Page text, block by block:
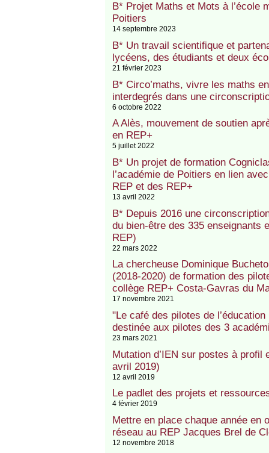
B* Projet Maths et Mots à l’école
Poitiers
14 septembre 2023
B* Un travail scientifique et
lycéens, des étudiants et deux
21 février 2023
B* Circo’maths, vivre les maths
interdegrés dans une
6 octobre 2022
A Alès, mouvement de soutien
en REP+
5 juillet 2022
B* Un projet de formation
l’académie de Poitiers en lien
REP et des REP+
13 avril 2022
B* Depuis 2016 une
du bien-être des 335 enseignants
REP)
22 mars 2022
La chercheuse Dominique
(2018-2020) de formation des
collège REP+ Costa-Gavras du
17 novembre 2021
"Le café des pilotes de
destinée aux pilotes des 3
23 mars 2021
Mutation d’IEN sur postes à profil
avril 2019)
12 avril 2019
Le padlet des projets et
4 février 2019
Mettre en place chaque année en
réseau au REP Jacques Brel de
12 novembre 2018